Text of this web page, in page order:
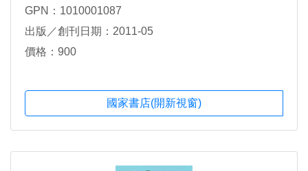
GPN：1010001087
出版／創刊日期：2011-05
價格：900
國家書店(開新視窗)